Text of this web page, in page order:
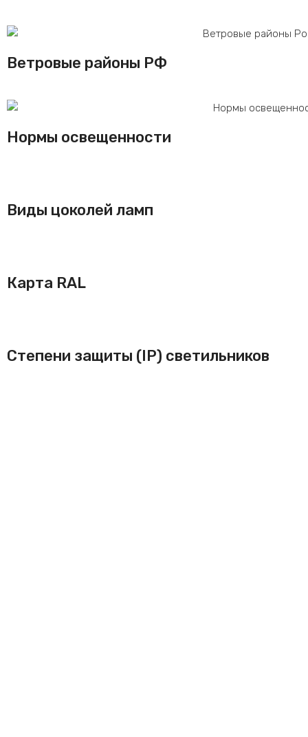
Ветровые районы РФ
Нормы освещенности
Виды цоколей ламп
Карта RAL
Степени защиты (IP) светильников